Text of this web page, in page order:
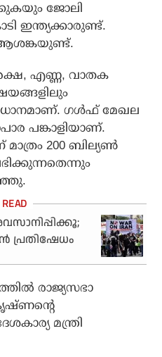
ജോലി
ഇന്ത്യക്കാരുണ്ട്.
എണ്ണ, വാതക
ഗള്‍ഫ് മേഖല
പങ്കാളിയാണ്.
മാത്രം 200 ബില്യണ്‍
പ്രതിഷേധം
രാജ്യസഭാ
മന്ത്രി